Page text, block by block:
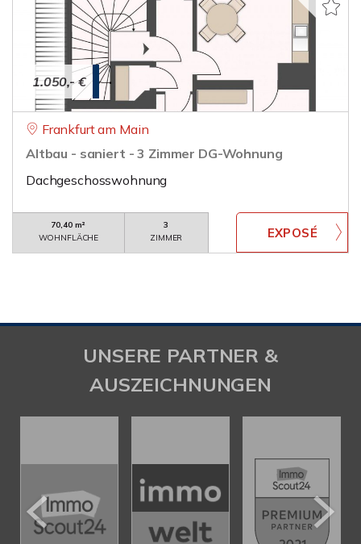
1.050,- €
Frankfurt am Main
Altbau - saniert - 3 Zimmer DG-Wohnung
Dachgeschosswohnung
70,40 m²
WOHNFLÄCHE
3
ZIMMER
UNSERE PARTNER &
AUSZEICHNUNGEN